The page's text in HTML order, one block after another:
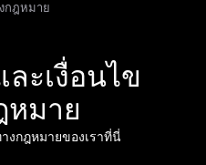
กฎหมาย
ะเงื่อนไข
หมาย
งกฎหมายของเราที่นี่